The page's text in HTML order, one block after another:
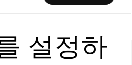
설정하